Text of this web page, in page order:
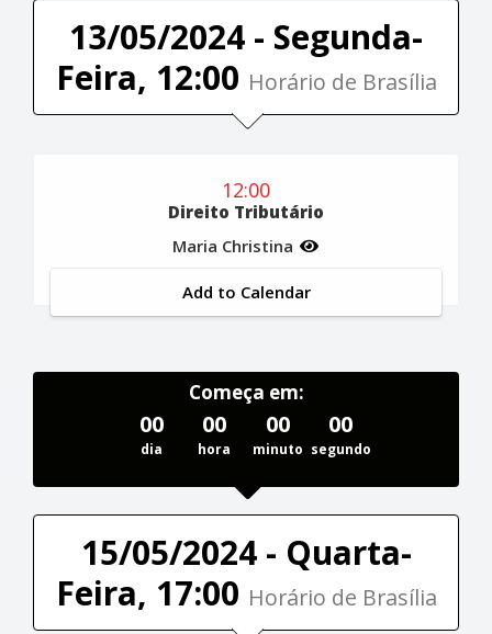
13/05/2024 - Segunda-
Feira, 12:00 Horário de Brasília
12:00
Direito Tributário
Maria Christina
Add to Calendar
Começa em:
00
dia
00
hora
00
minuto
00
segundo
15/05/2024 - Quarta-
Feira, 17:00 Horário de Brasília